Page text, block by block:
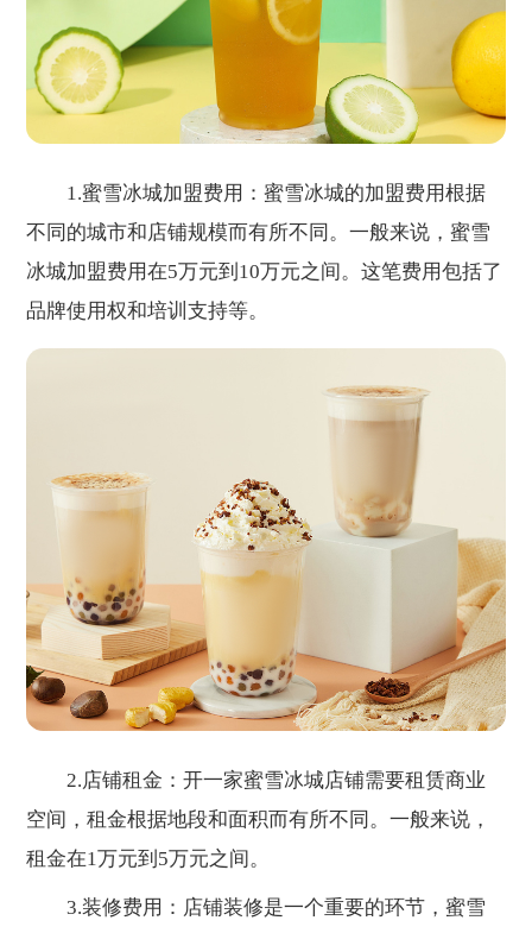
1.蜜雪冰城加盟费用：蜜雪冰城的加盟费用根据
不同的城市和店铺规模而有所不同。一般来说，蜜雪
冰城加盟费用在5万元到10万元之间。这笔费用包括了
品牌使用权和培训支持等。
2.店铺租金：开一家蜜雪冰城店铺需要租赁商业
空间，租金根据地段和面积而有所不同。一般来说，
租金在1万元到5万元之间。
3.装修费用：店铺装修是一个重要的环节，蜜雪